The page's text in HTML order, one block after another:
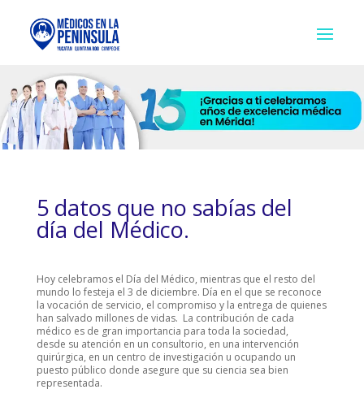
5 datos que no sabías del
día del Médico.
Hoy celebramos el Día del Médico, mientras que el resto del
mundo lo festeja el 3 de diciembre. Día en el que se reconoce
la vocación de servicio, el compromiso y la entrega de quienes
han salvado millones de vidas. La contribución de cada
médico es de gran importancia para toda la sociedad,
desde su atención en un consultorio, en una intervención
quirúrgica, en un centro de investigación u ocupando un
puesto público donde asegure que su ciencia sea bien
representada.